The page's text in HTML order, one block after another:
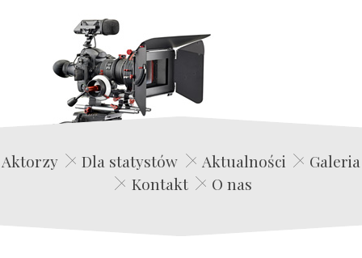
Edwin Film Agencja Aktorska
Aktorzy Dla statystów Aktualności
Galeria
Kontakt
O nas